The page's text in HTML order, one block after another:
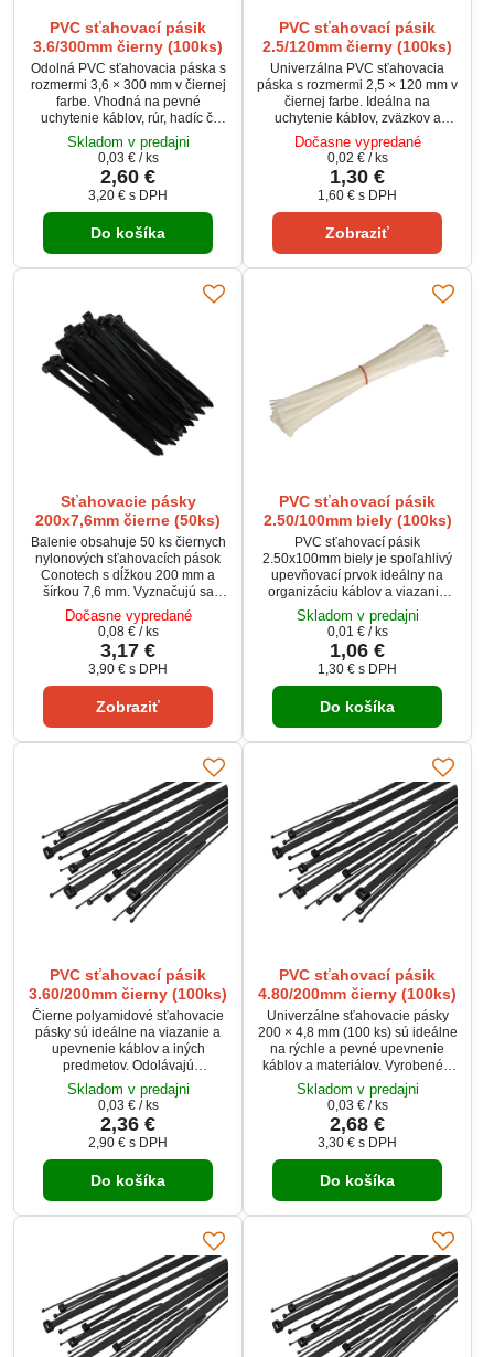
PVC sťahovací pásik
3.6/300mm čierny (100ks)
Odolná PVC sťahovacia páska s
rozmermi 3,6 × 300 mm v čiernej
farbe. Vhodná na pevné
uchytenie káblov, rúr, hadíc či
zväzkov. Vyrobená z kvalitného
nylonu PA66 so zvýšenou
pevnosťou a pružnosťou.
Balenie obsahuje 100 kusov.
Skladom v predajni
2,60 €
3,20 € s DPH
0,03 € / ks
Do košíka
PVC sťahovací pásik
2.5/120mm čierny (100ks)
Univerzálna PVC sťahovacia
páska s rozmermi 2,5 × 120 mm v
čiernej farbe. Ideálna na
uchytenie káblov, zväzkov a
elektroinštalácií. Vyrobená z
odolného nylonu (PA66) so
zvýšenou pevnosťou a
pružnosťou. Balenie obsahuje
100 kusov.
Dočasne vypredané
1,30 €
1,60 € s DPH
0,02 € / ks
Zobraziť
Sťahovacie pásky
200x7,6mm čierne (50ks)
Balenie obsahuje 50 ks čiernych
nylonových sťahovacích pások
Conotech s dĺžkou 200 mm a
šírkou 7,6 mm. Vyznačujú sa
vysokou pevnosťou v ťahu až 55
kg a širokým rozsahom použitia
vďaka odolnosti voči UV žiareniu,
olejom, benzínu, morskej vode,
rozpúšťadlám, plesniam a
riedeným organickým kyselinám
a zásadám. Určené na vytváranie
zväzkov s priemerom od 2 do 50
mm, vhodné do prevádzkových
Dočasne vypredané
3,17 €
3,90 € s DPH
0,08 € / ks
Zobraziť
PVC sťahovací pásik
2.50/100mm biely (100ks)
PVC sťahovací pásik
2.50x100mm biely je spoľahlivý
upevňovací prvok ideálny na
organizáciu káblov a viazanie
menších predmetov. Vyrobený z
odolného PVC, je vhodný pre
vnútorné použitie a má vysokú
pevnosť. Tento biely sťahovací
pásik má rozmery 2.50 x 100 mm
a v balení je 100 kusov, čo
poskytuje dostatočnú zásobu pre
efektívne a rýchle usporiadanie
káblov v domácnosti, kancelárii
Skladom v predajni
1,06 €
1,30 € s DPH
0,01 € / ks
Do košíka
PVC sťahovací pásik
3.60/200mm čierny (100ks)
Čierne polyamidové sťahovacie
pásky sú ideálne na viazanie a
upevnenie káblov a iných
predmetov. Odolávajú
rozpúšťadlám, oleju, benzínu,
slanej vode, plesniam a
riedeným organickým kyselinám.
Pásky majú dĺžku 200 mm a šírku
3,6 mm, vhodné pre univerzálne
použitie. Balenie obsahuje 100
kusov pre pohodlné použitie pri
domácich aj priemyselných
projektoch.
Skladom v predajni
2,36 €
2,90 € s DPH
0,03 € / ks
Do košíka
PVC sťahovací pásik
4.80/200mm čierny (100ks)
Univerzálne sťahovacie pásky
200 × 4,8 mm (100 ks) sú ideálne
na rýchle a pevné upevnenie
káblov a materiálov. Vyrobené z
odolného polyamidu, ktorý
zvládne oleje, benzín aj vlhké
prostredie. Čierne prevedenie je
vhodné aj pre vonkajšie použitie.
Spoľahlivé riešenie pre dielňu,
elektroinštalácie aj domácnosť.
Skladom v predajni
2,68 €
3,30 € s DPH
0,03 € / ks
Do košíka